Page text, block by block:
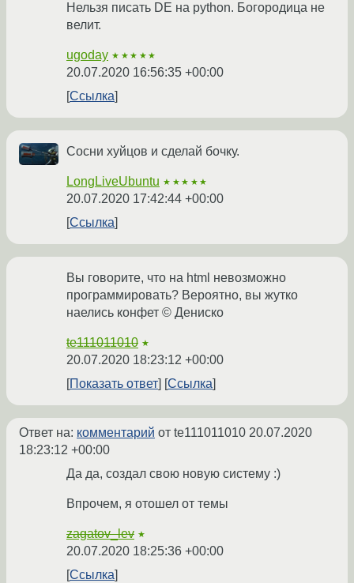
Нельзя писать DE на python. Богородица не
велит.
ugoday ★★★★★
20.07.2020 16:56:35 +00:00
Ссылка
Сосни хуйцов и сделай бочку.
LongLiveUbuntu ★★★★★
20.07.2020 17:42:44 +00:00
Ссылка
Вы говорите, что на html невозможно
программировать? Вероятно, вы жутко
наелись конфет © Дениско
te111011010 ★
20.07.2020 18:23:12 +00:00
Показать ответ
Ссылка
Ответ на: комментарий от te111011010 20.07.2020
18:23:12 +00:00
Да да, создал свою новую систему :)
Впрочем, я отошел от темы
zagatov_lev ★
20.07.2020 18:25:36 +00:00
Ссылка